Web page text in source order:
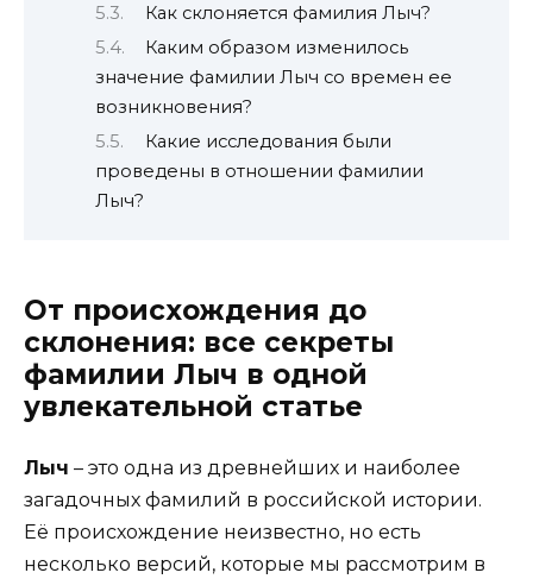
Как склоняется фамилия Лыч?
Каким образом изменилось
значение фамилии Лыч со времен ее
возникновения?
Какие исследования были
проведены в отношении фамилии
Лыч?
От происхождения до
склонения: все секреты
фамилии Лыч в одной
увлекательной статье
Лыч – это одна из древнейших и наиболее
загадочных фамилий в российской истории.
Её происхождение неизвестно, но есть
несколько версий, которые мы рассмотрим в